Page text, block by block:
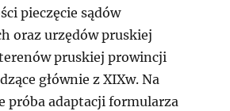
pieczęcie sądów
oraz urzędów pruskiej
pruskiej prowincji
głównie z XIXw. Na
próba adaptacji formularza